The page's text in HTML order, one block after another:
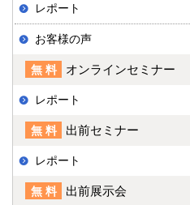
レポート
お客様の声
無料 オンラインセミナー
レポート
無料 出前セミナー
レポート
無料 出前展示会